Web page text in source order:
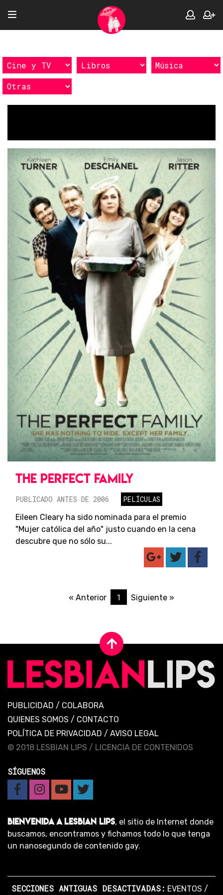
THE PERFECT FAMILY
PUBLICADO ANTES DE 2006
PELÍCULAS
Eileen Cleary ha sido nominada para el premio
"Mujer católica del año" justo cuando en la cena
descubre que no sólo su...
« Anterior 1 Siguiente »
PUBLICIDAD / COLABORA
QUIENES SOMOS / CONTACTO
POLÍTICA DE PRIVACIDAD / AVISO LEGAL
© 2018 LESBIAN LIPS / LICENCIA DE CONTENIDOS
SÍGUENOS
BIENVENIDA A LESBIAN LIPS, el sitio de Internet donde
buscamos, encontramos y fichamos todo lo que tenga
un nanosegundo de contenido gay.
SECCIONES ANTIGUAS DESACTIVADAS: EVENTOS /